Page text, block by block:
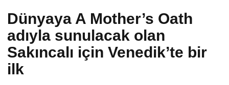
Dünyaya A Mother’s Oath
adıyla sunulacak olan
Sakıncalı için Venedik’te bir
ilk